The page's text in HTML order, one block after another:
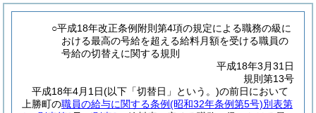
○平成18年改正条例附則第4項の規定による職務の級に
おける最高の号給を超える給料月額を受ける職員の
号給の切替えに関する規則
平成18年3月31日
規則第13号
平成18年4月1日(以下「切替日」という。)の前日において
上勝町の職員の給与に関する条例(昭和32年条例第5号)別表第